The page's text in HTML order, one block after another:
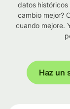
datos históricos
cambio mejor?
cuando mejore.
Haz un